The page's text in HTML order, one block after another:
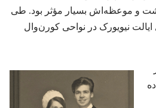
و موعظه‌اش بسیار مؤثر بود.‏ طی
نیویورک در نواحی کورن‌وال